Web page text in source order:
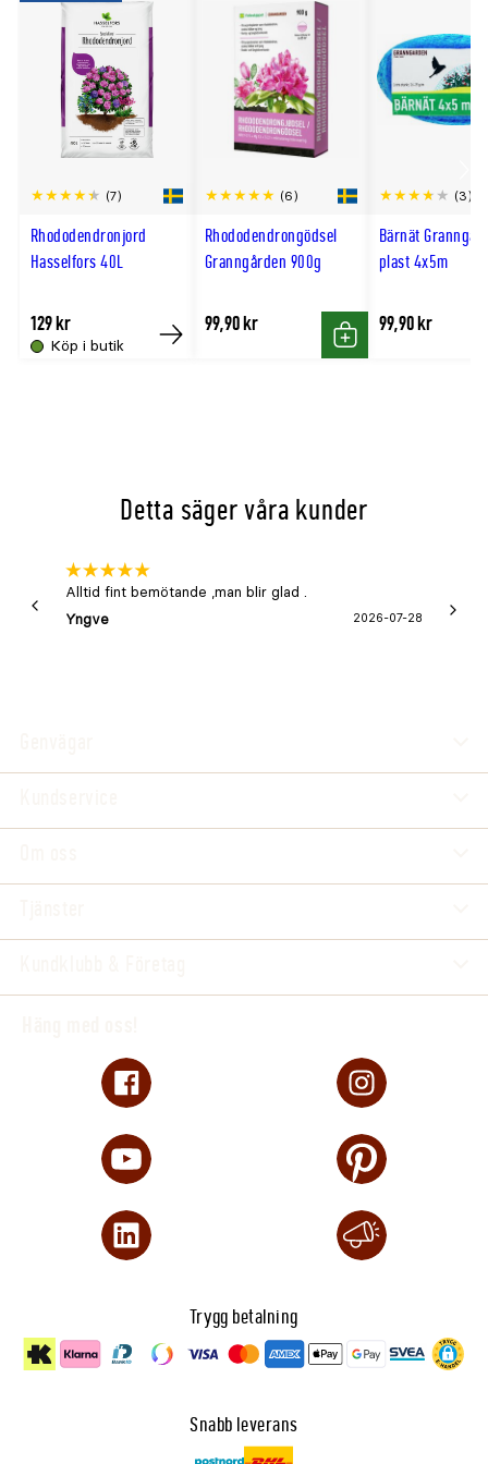
Användningsområden
Krukstorlek (cm)
Mognadstid
juni–juli
Jordmån
väldränerad, mullrik och näringsrik
Trivs bäst i
Rhododendronjord
Hasselfors 40L
(7)
Köp i butik
129 kr
Köp
Rhododendrongödsel
Granngården 900g
(6)
99,90 kr
Köp
Bärnät
plast 4x5m
(3)
99,90 kr
Detta säger våra kunder
Alltid fint bemötande ,man blir glad .
Yngve
2026-07-28
Trygg betalning
Snabb leverans